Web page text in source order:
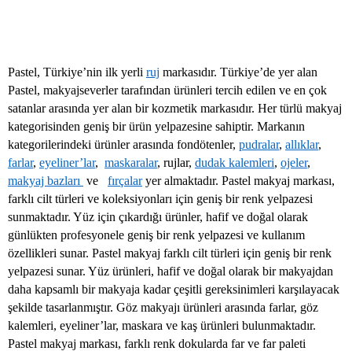
Pastel, Türkiye’nin ilk yerli ruj markasıdır. Türkiye’de yer alan
Pastel, makyajseverler tarafından ürünleri tercih edilen ve en çok
satanlar arasında yer alan bir kozmetik markasıdır. Her türlü makyaj
kategorisinden geniş bir ürün yelpazesine sahiptir. Markanın
kategorilerindeki ürünler arasında fondötenler, pudralar, allıklar,
farlar, eyeliner’lar, maskaralar, rujlar, dudak kalemleri, ojeler,
makyaj bazları ve fırçalaryer almaktadır. Pastel makyaj markası,
farklı cilt türleri ve koleksiyonları için geniş bir renk yelpazesi
sunmaktadır. Yüz için çıkardığı ürünler, hafif ve doğal olarak
günlükten profesyonele geniş bir renk yelpazesi ve kullanım
özellikleri sunar. Pastel makyaj farklı cilt türleri için geniş bir renk
yelpazesi sunar. Yüz ürünleri, hafif ve doğal olarak bir makyajdan
daha kapsamlı bir makyaja kadar çeşitli gereksinimleri karşılayacak
şekilde tasarlanmıştır. Göz makyajı ürünleri arasında farlar, göz
kalemleri, eyeliner’lar, maskara ve kaş ürünleri bulunmaktadır.
Pastel makyaj markası, farklı renk dokularda far ve far paleti